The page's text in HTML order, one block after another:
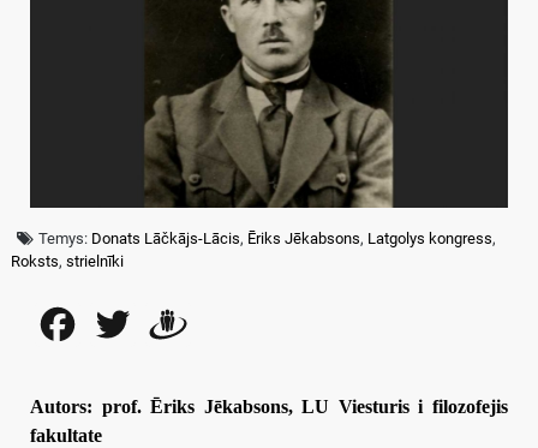
Temys: Donats Lāčkājs-Lācis, Ēriks Jēkabsons, Latgolys kongress,
Roksts, strielnīki
FacebookTwitter
Autors: prof. Ēriks Jēkabsons, LU Viesturis i filozofejis
fakultate